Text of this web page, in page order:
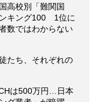
高校別「難関国
キング100 1位に
数ではわからない
たち、それぞれの
は500万円…日本